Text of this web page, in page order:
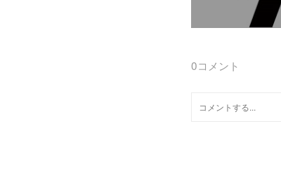
0コメント